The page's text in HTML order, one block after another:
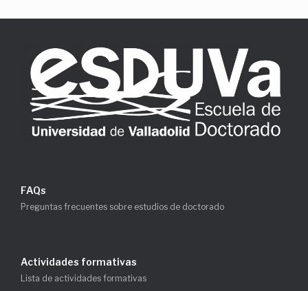
FAQs
Preguntas frecuentes sobre estudios de doctorado
Actividades formativas
Lista de actividades formativas